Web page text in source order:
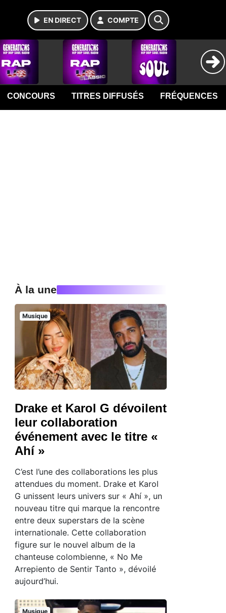
EN DIRECT COMPTE
CONCOURS TITRES DIFFUSÉS FRÉQUENCES
À la une
Musique
Drake et Karol G dévoilent
leur collaboration
événement avec le titre «
Ahí »
C’est l’une des collaborations les plus
attendues du moment. Drake et Karol
G unissent leurs univers sur « Ahí », un
nouveau titre qui marque la rencontre
entre deux superstars de la scène
internationale. Cette collaboration
figure sur le nouvel album de la
chanteuse colombienne, « No Me
Arrepiento de Sentir Tanto », dévoilé
aujourd’hui.
Musique